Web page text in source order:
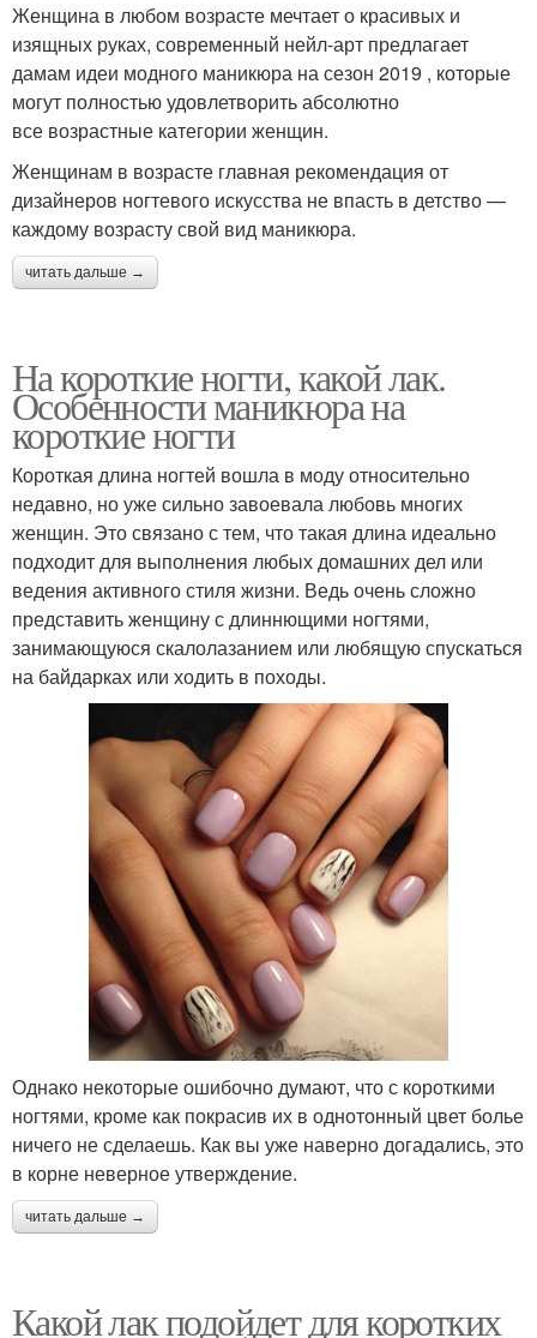
Женщина в любом возрасте мечтает о красивых и
изящных руках, современный нейл-арт предлагает
дамам идеи модного маникюра на сезон 2019 , которые
могут полностью удовлетворить абсолютно
все возрастные категории женщин.
Женщинам в возрасте главная рекомендация от
дизайнеров ногтевого искусства не впасть в детство —
каждому возрасту свой вид маникюра.
читать дальше →
На короткие ногти, какой лак.
Особенности маникюра на
короткие ногти
Короткая длина ногтей вошла в моду относительно
недавно, но уже сильно завоевала любовь многих
женщин. Это связано с тем, что такая длина идеально
подходит для выполнения любых домашних дел или
ведения активного стиля жизни. Ведь очень сложно
представить женщину с длиннющими ногтями,
занимающуюся скалолазанием или любящую спускаться
на байдарках или ходить в походы.
Однако некоторые ошибочно думают, что с короткими
ногтями, кроме как покрасив их в однотонный цвет болье
ничего не сделаешь. Как вы уже наверно догадались, это
в корне неверное утверждение.
читать дальше →
Какой лак подойдет для коротких